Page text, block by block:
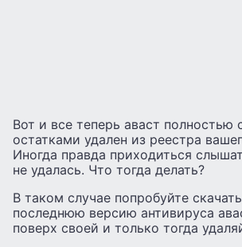
Вот и все теперь аваст полностью
остатками удален из реестра
Иногда правда приходиться
не удалась. Что тогда делать?
В таком случае попробуйте
последнюю версию антивируса
поверх своей и только тогда